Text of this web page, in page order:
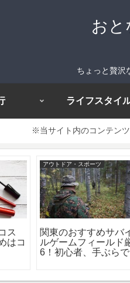
おと
ちょっと贅沢
ライフスタイ
※当サイト内のコンテン
ス
はコ
アウトドア・スポーツ
関東のおすすめサバ
ルゲームフィールド
6！初心者、手ぶら